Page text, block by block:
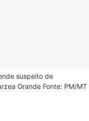
suspeito de
Grande Fonte: PM/MT